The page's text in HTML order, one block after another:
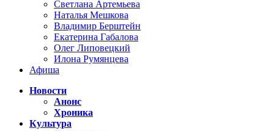
Светлана Артемьева
Наталья Мешкова
Владимир Берштейн
Екатерина Габалова
Олег Липовецкий
Илона Румянцева
Афиша
Новости
Анонс
Хроника
Культура